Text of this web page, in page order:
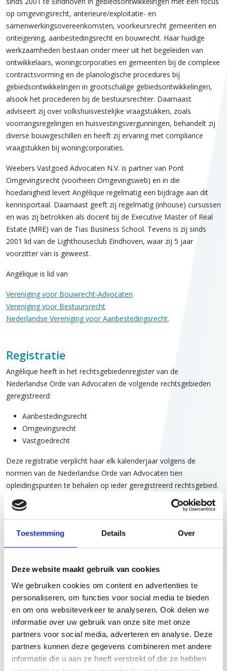
Toestemming Details Over
Deze website maakt gebruik van cookies
We gebruiken cookies om content en advertenties te
personaliseren, om functies voor social media te bieden
en om ons websiteverkeer te analyseren. Ook delen we
informatie over uw gebruik van onze site met onze
partners voor social media, adverteren en analyse. Deze
partners kunnen deze gegevens combineren met andere
informatie die u aan ze heeft verstrekt of die ze hebben
op omgevingsrecht, anterieure/exploitatie- en
samenwerkingsovereenkomsten, voorkeursrecht gemeenten en
onteigening, aanbestedingsrecht en bouwrecht. Haar huidige
werkzaamheden bestaan onder meer uit het begeleiden van
ontwikkelaars, woningcorporaties en gemeenten bij de complexe
contractsvorming en de planologische procedures bij
gebiedsontwikkelingen in grootschalige gebiedsontwikkelingen,
alsook het procederen bij de bestuursrechter. Daarnaast
adviseert zij over volkshuisvestelijke vraagstukken, zoals
voorrangsregelingen en huisvestingsvergunningen, behandelt zij
diverse bouwgeschillen en heeft zij ervaring met compliance
vraagstukken bij woningcorporaties.
Weebers Vastgoed Advocaten N.V. is partner van Pont
Omgevingsrecht (voorheen Omgevingsweb) en in die
hoedanigheid levert Angélique regelmatig een bijdrage aan dit
kennisportaal. Daarnaast geeft zij regelmatig (inhouse) cursussen
en was zij betrokken als docent bij de Executive Master of Real
Estate (MRE) van de Tias Business School. Tevens is zij sinds
2001 lid van de Lighthouseclub Eindhoven, waar zij 5 jaar
voorzitter van is geweest.
Angélique is lid van
Vereniging voor Bouwrecht-Advocaten
Vereniging voor Bestuursrecht
Nederlandse Vereniging voor Aanbestedingsrecht.
Registratie
Angélique heeft in het rechtsgebiedenregister van de
Nederlandse Orde van Advocaten de volgende rechtsgebieden
geregistreerd:
Aanbestedingsrecht
Omgevingsrecht
Vastgoedrecht
Deze registratie verplicht haar elk kalenderjaar volgens de
normen van de Nederlandse Orde van Advocaten tien
opleidingspunten te behalen op ieder geregistreerd rechtsgebied.
Topics door Angelique Claassen
Interview met Caroline Weebers en
Angelique Claassen
Lees meer
mei 2025